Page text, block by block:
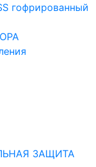
гофрированный
ЗАЩИТА